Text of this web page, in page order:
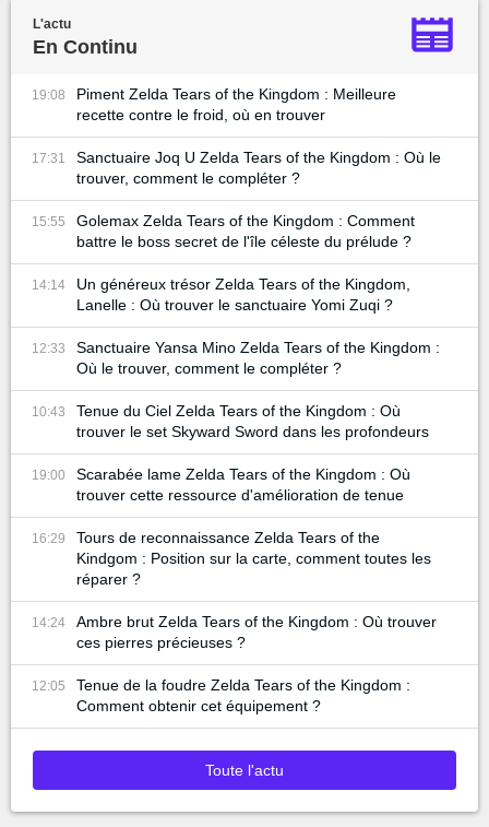
L'actu
En Continu
19:08
Piment Zelda Tears of the Kingdom : Meilleure
recette contre le froid, où en trouver
17:31
Sanctuaire Joq U Zelda Tears of the Kingdom : Où le
trouver, comment le compléter ?
15:55
Golemax Zelda Tears of the Kingdom : Comment
battre le boss secret de l'île céleste du prélude ?
14:14
Un généreux trésor Zelda Tears of the Kingdom,
Lanelle : Où trouver le sanctuaire Yomi Zuqi ?
12:33
Sanctuaire Yansa Mino Zelda Tears of the Kingdom :
Où le trouver, comment le compléter ?
10:43
Tenue du Ciel Zelda Tears of the Kingdom : Où
trouver le set Skyward Sword dans les profondeurs
19:00
Scarabée lame Zelda Tears of the Kingdom : Où
trouver cette ressource d'amélioration de tenue
16:29
Tours de reconnaissance Zelda Tears of the
Kindgom : Position sur la carte, comment toutes les
réparer ?
14:24
Ambre brut Zelda Tears of the Kingdom : Où trouver
ces pierres précieuses ?
12:05
Tenue de la foudre Zelda Tears of the Kingdom :
Comment obtenir cet équipement ?
Toute l'actu